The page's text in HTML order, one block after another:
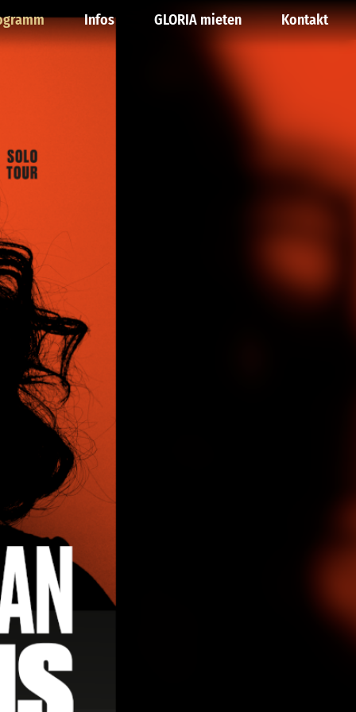
Infos GLORIA mieten Kontakt